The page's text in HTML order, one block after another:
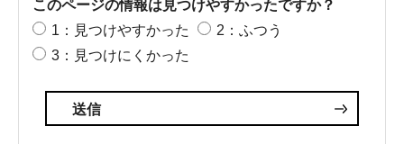
このページの情報は見つけやすかったですか？
1：見つけやすかった
2：ふつう
3：見つけにくかった